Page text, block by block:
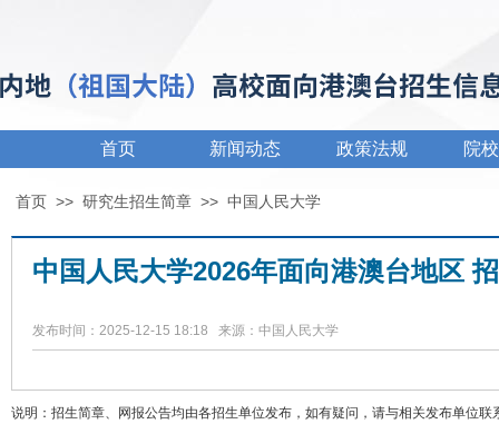
首页 新闻动态 政策法规 院
首页 >> 研究生招生简章 >> 中国人民大学
中国人民大学2026年面向港澳台地区
发布时间：2025-12-15 18:18 来源：中国人民大学
说明：招生简章、网报公告均由各招生单位发布，如有疑问，请与相关发布单位